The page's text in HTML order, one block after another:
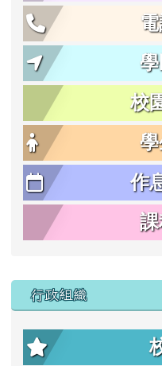
校
作
行政組織